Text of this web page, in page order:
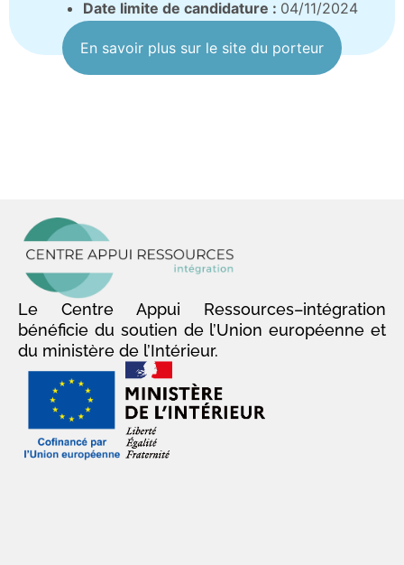
Date limite de candidature : 04/11/2024
En savoir plus sur le site du porteur
Le Centre Appui Ressources–intégration
bénéficie du soutien de l’Union européenne et
du ministère de l’Intérieur.